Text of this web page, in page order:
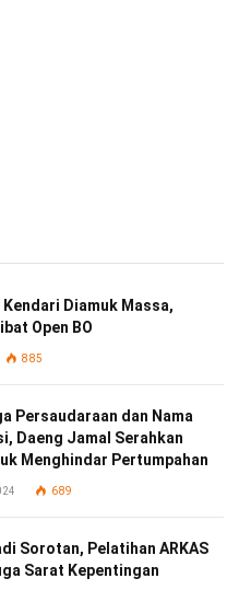
Kendari Diamuk Massa,
Open BO
885
Persaudaraan dan Nama
Daeng Jamal Serahkan
Menghindar Pertumpahan
689
Sorotan, Pelatihan ARKAS
Sarat Kepentingan